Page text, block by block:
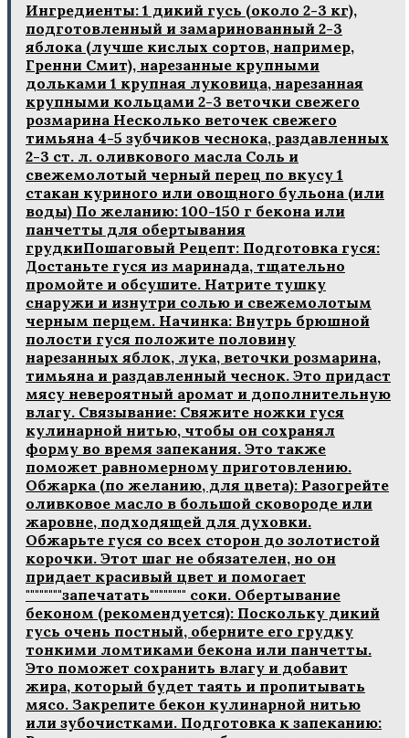
Ингредиенты: 1 дикий гусь (около 2-3 кг),
подготовленный и замаринованный 2-3
яблока (лучше кислых сортов, например,
Гренни Смит), нарезанные крупными
дольками 1 крупная луковица, нарезанная
крупными кольцами 2-3 веточки свежего
розмарина Несколько веточек свежего
тимьяна 4-5 зубчиков чеснока, раздавленных
2-3 ст. л. оливкового масла Соль и
свежемолотый черный перец по вкусу 1
стакан куриного или овощного бульона (или
воды) По желанию: 100-150 г бекона или
панчетты для обертывания
грудкиПошаговый Рецепт: Подготовка гуся:
Достаньте гуся из маринада, тщательно
промойте и обсушите. Натрите тушку
снаружи и изнутри солью и свежемолотым
черным перцем. Начинка: Внутрь брюшной
полости гуся положите половину
нарезанных яблок, лука, веточки розмарина,
тимьяна и раздавленный чеснок. Это придаст
мясу невероятный аромат и дополнительную
влагу. Связывание: Свяжите ножки гуся
кулинарной нитью, чтобы он сохранял
форму во время запекания. Это также
поможет равномерному приготовлению.
Обжарка (по желанию, для цвета): Разогрейте
оливковое масло в большой сковороде или
жаровне, подходящей для духовки.
Обжарьте гуся со всех сторон до золотистой
корочки. Этот шаг не обязателен, но он
придает красивый цвет и помогает
""""""""запечатать"""""""" соки. Обертывание
беконом (рекомендуется): Поскольку дикий
гусь очень постный, оберните его грудку
тонкими ломтиками бекона или панчетты.
Это поможет сохранить влагу и добавит
жира, который будет таять и пропитывать
мясо. Закрепите бекон кулинарной нитью
или зубочистками. Подготовка к запеканию: